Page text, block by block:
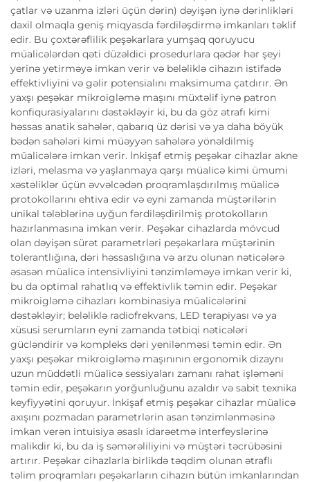
çatlar və uzanma izləri üçün dərin) dəyişən iynə dərinlikləri
daxil olmaqla geniş miqyasda fərdiləşdirmə imkanları təklif
edir. Bu çoxtərəflilik peşəkarlara yumşaq qoruyucu
müalicələrdən qəti düzəldici prosedurlara qədər hər şeyi
yerinə yetirməyə imkan verir və beləliklə cihazın istifadə
effektivliyini və gəlir potensialını maksimuma çatdırır. Ən
yaxşı peşəkar mikroigləmə maşını müxtəlif iynə patron
konfiqurasiyalarını dəstəkləyir ki, bu da göz ətrafı kimi
həssas anatik sahələr, qabarıq üz dərisi və ya daha böyük
bədən sahələri kimi müəyyən sahələrə yönəldilmiş
müalicələrə imkan verir. İnkişaf etmiş peşəkar cihazlar akne
izləri, melasma və yaşlanmaya qarşı müalicə kimi ümumi
xəstəliklər üçün əvvəlcədən proqramlaşdırılmış müalicə
protokollarını ehtiva edir və eyni zamanda müştərilərin
unikal tələblərinə uyğun fərdiləşdirilmiş protokolların
hazırlanmasına imkan verir. Peşəkar cihazlarda mövcud
olan dəyişən sürət parametrləri peşəkarlara müştərinin
tolerantlığına, dəri həssaslığına və arzu olunan nəticələrə
əsasən müalicə intensivliyini tənzimləməyə imkan verir ki,
bu da optimal rahatlıq və effektivlik təmin edir. Peşəkar
mikroigləmə cihazları kombinasiya müalicələrini
dəstəkləyir; beləliklə radiofrekvans, LED terapiyası və ya
xüsusi serumların eyni zamanda tətbiqi nəticələri
gücləndirir və kompleks dəri yenilənməsi təmin edir. Ən
yaxşı peşəkar mikroigləmə maşınının ergonomik dizaynı
uzun müddətli müalicə sessiyaları zamanı rahat işləməni
təmin edir, peşəkarın yorğunluğunu azaldır və sabit texnika
keyfiyyətini qoruyur. İnkişaf etmiş peşəkar cihazlar müalicə
axışını pozmadan parametrlərin asan tənzimlənməsinə
imkan verən intuisiya əsaslı idarəetmə interfeyslərinə
malikdir ki, bu da iş səmərəliliyini və müştəri təcrübəsini
artırır. Peşəkar cihazlarla birlikdə təqdim olunan ətraflı
təlim proqramları peşəkarların cihazın bütün imkanlarından